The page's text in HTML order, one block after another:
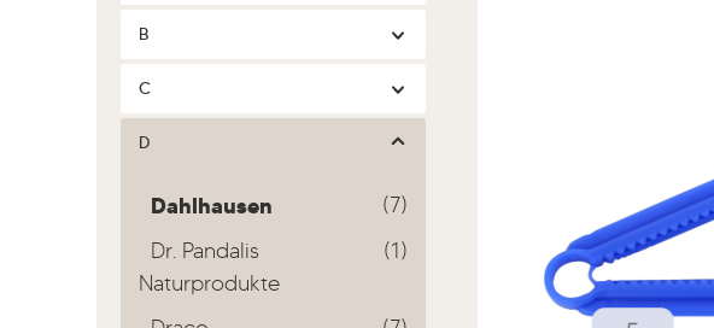
B
C
D
(7)
Dahlhausen
(1)
Dr. Pandalis
Naturprodukte